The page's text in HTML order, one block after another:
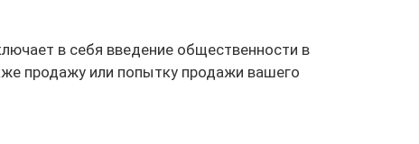
в себя введение общественности в
продажу или попытку продажи вашего